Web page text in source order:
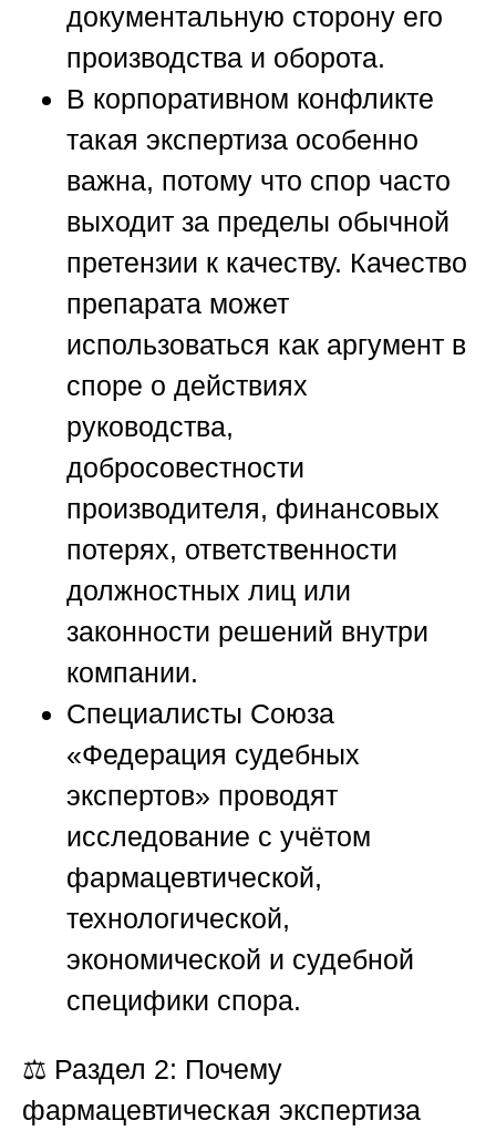
документальную сторону его
производства и оборота.
В корпоративном конфликте
такая экспертиза особенно
важна, потому что спор часто
выходит за пределы обычной
претензии к качеству. Качество
препарата может
использоваться как аргумент в
споре о действиях
руководства,
добросовестности
производителя, финансовых
потерях, ответственности
должностных лиц или
законности решений внутри
компании.
Специалисты Союза
«Федерация судебных
экспертов» проводят
исследование с учётом
фармацевтической,
технологической,
экономической и судебной
специфики спора.
⚖️ Раздел 2: Почему
фармацевтическая экспертиза